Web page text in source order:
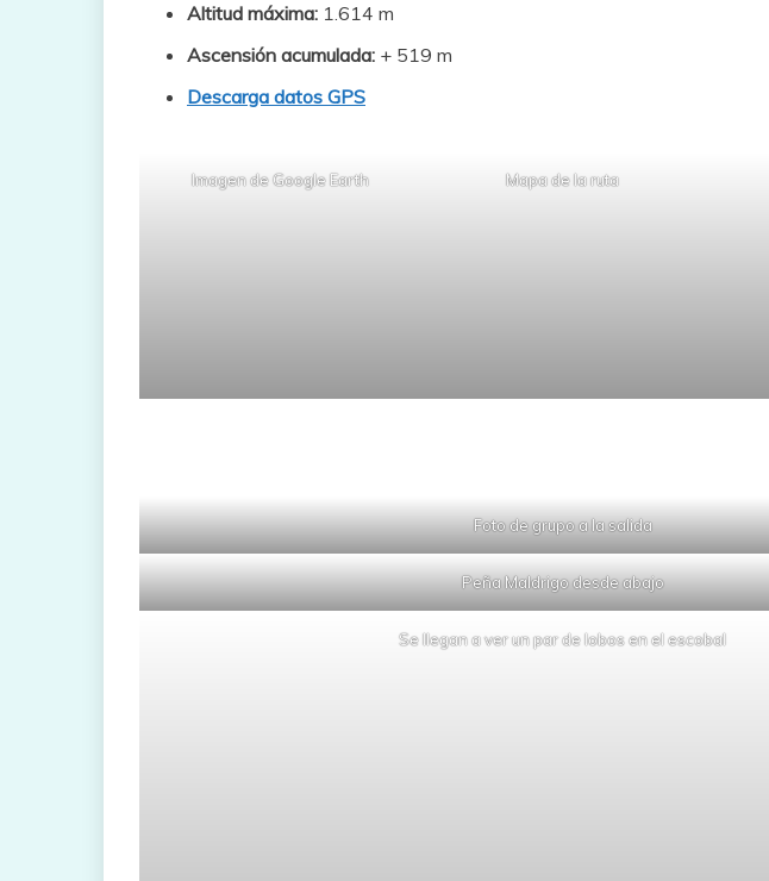
Altitud máxima: 1.614 m
Ascensión acumulada: + 519 m
Descarga datos GPS
Imagen de Google Earth Mapa de la ruta
Foto de grupo a la salida
Peña Maldrigo desde abajo
Se llegan a ver un par de lobos en el escobal